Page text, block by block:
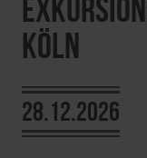
Köln
28.12.2026